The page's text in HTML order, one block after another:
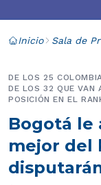
Inicio Sala de
Bogotá le
mejor del
DE LOS 25
DE LOS 32 QUE VAN
POSICIÓN EN EL